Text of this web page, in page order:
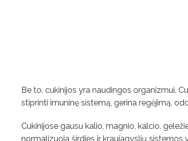
Be to, cukinijos yra naudingos organizmui.
stiprinti imuninę sistemą, gerina regėjimą,
Cukinijose gausu kalio, magnio, kalcio,
normalizuoja širdies ir kraujagyslių sistemos